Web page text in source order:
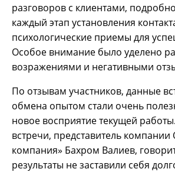
разговоров с клиентами,
каждый этап установления
психологические приемы для
Особое внимание было уделено
возражениями и негативными
По отзывам участников, данные
обмена опытом стали очень
новое восприятие текущей
встречи, представитель
компания» Бахром Валиев,
результаты не заставили себя